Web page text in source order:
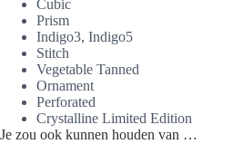
Cubic
Prism
Indigo3, Indigo5
Stitch
Vegetable Tanned
Ornament
Perforated
Crystalline Limited Edition
Je zou ook kunnen houden van …